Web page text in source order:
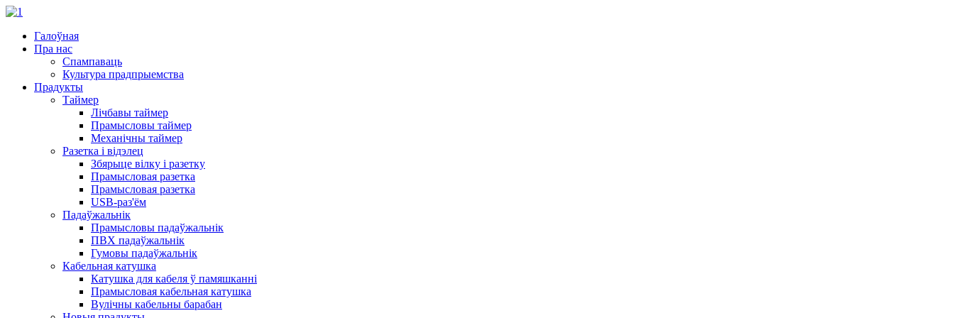
Галоўная
Пра нас
Спампаваць
Культура прадпрыемства
Прадукты
Таймер
Лічбавы таймер
Прамысловы таймер
Механічны таймер
Разетка і відэлец
Збярыце вілку і разетку
Прамысловая разетка
Прамысловая разетка
USB-раз'ём
Падаўжальнік
Прамысловы падаўжальнік
ПВХ падаўжальнік
Гумовы падаўжальнік
Кабельная катушка
Катушка для кабеля ў памяшканні
Прамысловая кабельная катушка
Вулічны кабельны барабан